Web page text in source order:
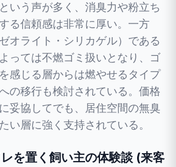
いう声が多く、消臭力や粉立ち
る信頼感は非常に厚い。一方
オライト・シリカゲル）である
っては不燃ゴミ扱いとなり、ゴ
感じる層からは燃やせるタイプ
の移行も検討されている。価格
妥協してでも、居住空間の無臭
い層に強く支持されている。
を置く飼い主の体験談 (来客